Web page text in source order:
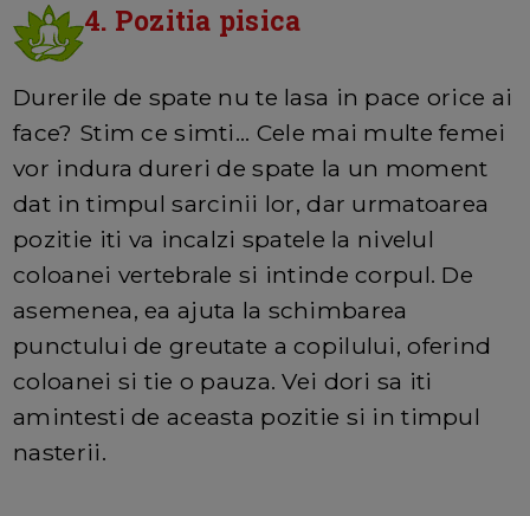
4. Pozitia pisica
Durerile de spate nu te lasa in pace orice ai
face? Stim ce simti... Cele mai multe femei
vor indura dureri de spate la un moment
dat in timpul sarcinii lor, dar urmatoarea
pozitie iti va incalzi spatele la nivelul
coloanei vertebrale si intinde corpul. De
asemenea, ea ajuta la schimbarea
punctului de greutate a copilului, oferind
coloanei si tie o pauza. Vei dori sa iti
amintesti de aceasta pozitie si in timpul
nasterii.